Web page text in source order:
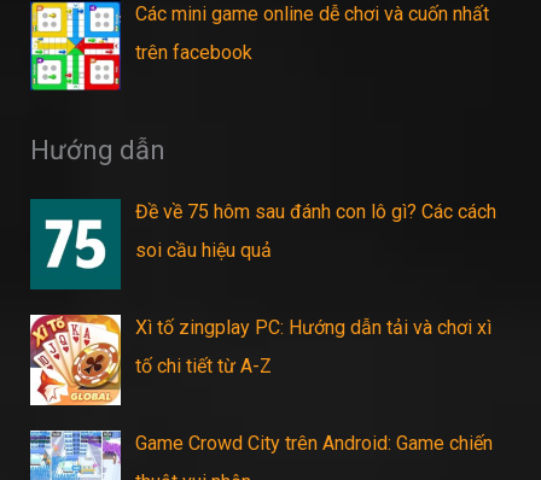
Các mini game online dễ chơi và cuốn nhất
trên facebook
Hướng dẫn
Đề về 75 hôm sau đánh con lô gì? Các cách
soi cầu hiệu quả
Xì tố zingplay PC: Hướng dẫn tải và chơi xì
tố chi tiết từ A-Z
Game Crowd City trên Android: Game chiến